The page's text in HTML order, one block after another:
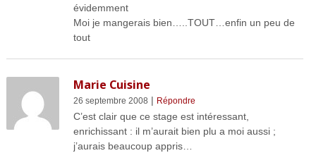
évidemment
Moi je mangerais bien…..TOUT…enfin un peu de
tout
Marie Cuisine
26 septembre 2008 | Répondre
C’est clair que ce stage est intéressant,
enrichissant : il m’aurait bien plu a moi aussi ;
j’aurais beaucoup appris…